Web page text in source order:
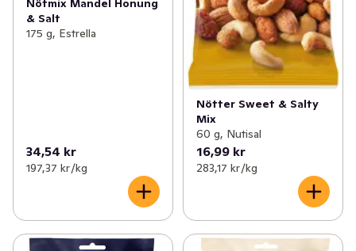
Nötmix Mandel Honung
& Salt
175 g, Estrella
34,54 kr
197,37 kr /kg
Nötter Sweet & Salty
Mix
60 g, Nutisal
16,99 kr
283,17 kr /kg